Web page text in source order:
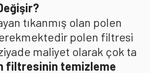
tıkanmış olan polen
polen filtresi
maliyet olarak çok ta
filtresinin temizleme